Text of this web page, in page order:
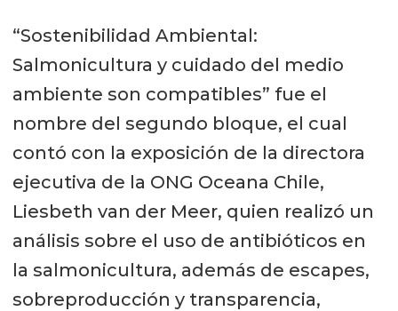
“Sostenibilidad Ambiental:
Salmonicultura y cuidado del medio
ambiente son compatibles” fue el
nombre del segundo bloque, el cual
contó con la exposición de la directora
ejecutiva de la ONG Oceana Chile,
Liesbeth van der Meer, quien realizó un
análisis sobre el uso de antibióticos en
la salmonicultura, además de escapes,
sobreproducción y transparencia,